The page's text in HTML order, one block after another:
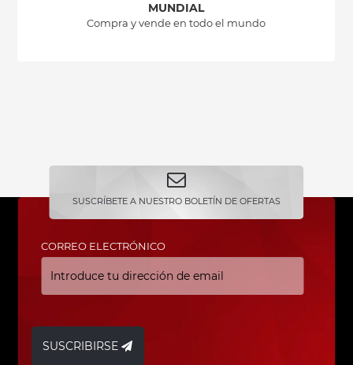
MUNDIAL
Compra y vende en todo el mundo
SUSCRÍBETE A NUESTRO BOLETÍN DE OFERTAS
CORREO ELECTRÓNICO
SUSCRIBIRSE